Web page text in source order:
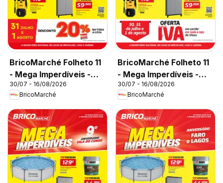
BricoMarché Folheto 11
- Mega Imperdíveis -
Caldas da Rainha
30/07 - 16/08/2026
BricoMarché
BricoMarché Folheto 11
- Mega Imperdíveis -
Viseu
30/07 - 16/08/2026
BricoMarché